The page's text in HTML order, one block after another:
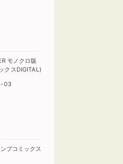
モノクロ版
クスDIGITAL)
03
プコミックス